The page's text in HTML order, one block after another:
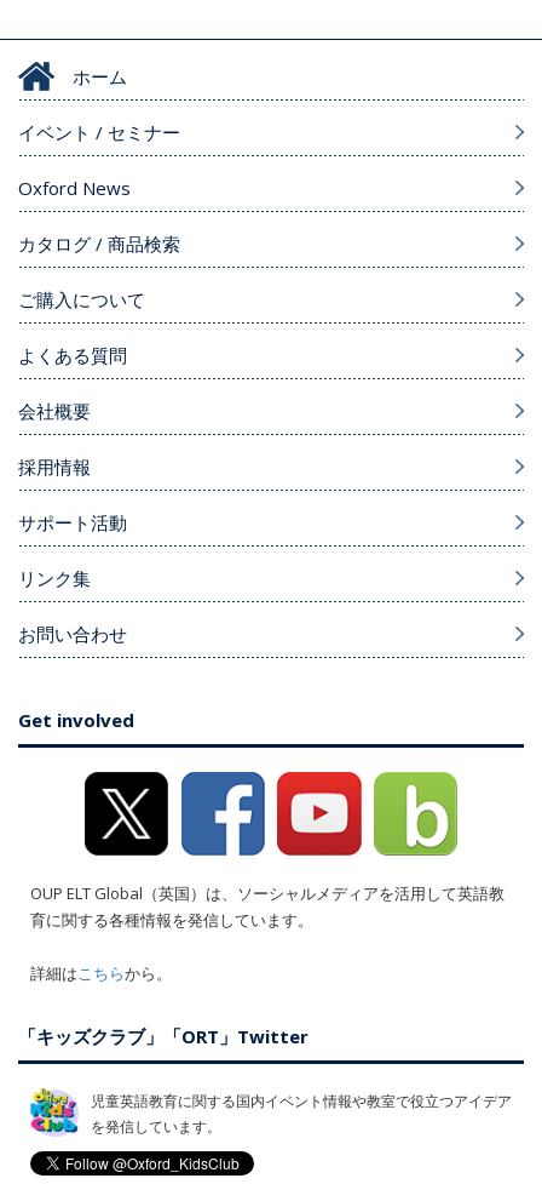
ホーム
イベント / セミナー
Oxford News
カタログ / 商品検索
ご購入について
よくある質問
会社概要
採用情報
サポート活動
リンク集
お問い合わせ
Get involved
OUP ELT Global（英国）は、ソーシャルメディアを活用して英語教
育に関する各種情報を発信しています。
詳細はこちらから。
「キッズクラブ」「ORT」Twitter
児童英語教育に関する国内イベント情報や教室で役立つアイデア
を発信しています。